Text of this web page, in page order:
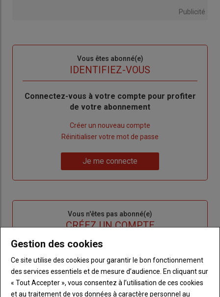
Publicité
Vous êtes abonné(e)
IDENTIFIEZ-VOUS
Body
Connectez-vous à votre compte pour profiter
de votre abonnement
Créer un nouveau compte
de
Réinitialiser votre mot de passe
me
Je me connecte
Vous n'êtes pas abonné(e)
TITRE CRÉEZ UN COMPTE
compte pour accéder à tout l'Agri53.
Lien Créez un compte
Gestion des cookies
Ce site utilise des cookies pour garantir le bon fonctionnement
des services essentiels et de mesure d’audience. En cliquant sur
« Tout Accepter », vous consentez à l’utilisation de ces cookies
et au traitement de vos données à caractère personnel au